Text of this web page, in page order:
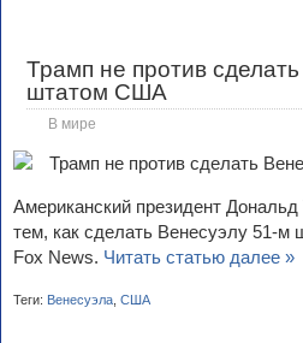
Трамп не против
штатом США
В мире
Американский президент
тем, как сделать Венесуэлу 51-
Fox News. Читать статью далее »
Теги: Венесуэла США